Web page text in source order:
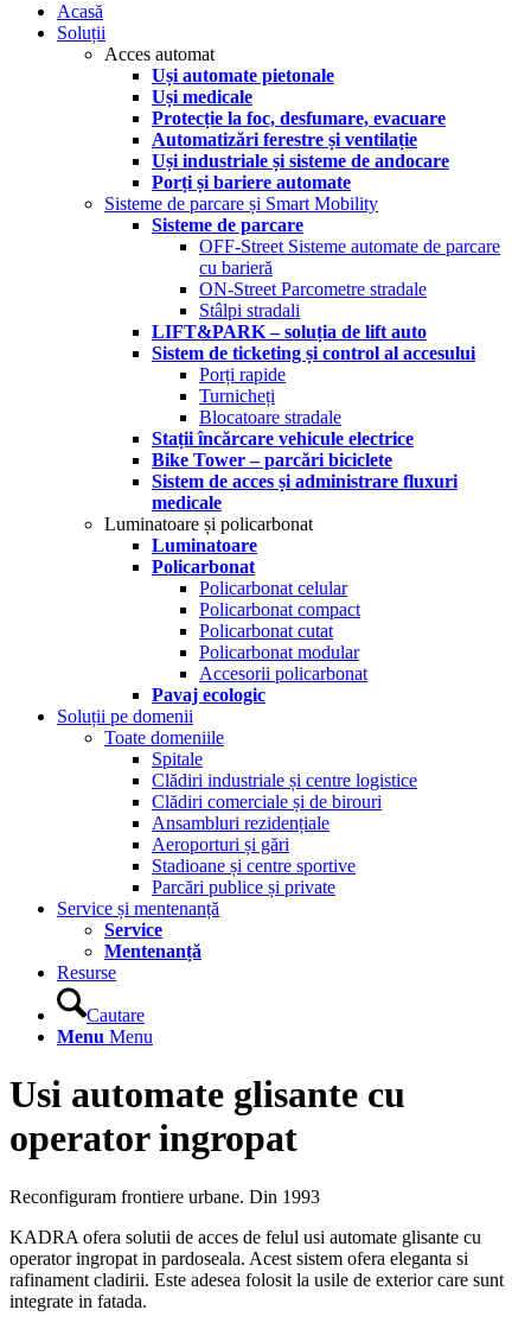
Acasă
Soluții
Acces automat
Uși automate pietonale
Uși medicale
Protecție la foc, desfumare, evacuare
Automatizări ferestre și ventilație
Uși industriale și sisteme de andocare
Porți și bariere automate
Sisteme de parcare și Smart Mobility
Sisteme de parcare
OFF-Street Sisteme automate de parcare
cu barieră
ON-Street Parcometre stradale
Stâlpi stradali
LIFT&PARK – soluția de lift auto
Sistem de ticketing și control al accesului
Porți rapide
Turnicheți
Blocatoare stradale
Stații încărcare vehicule electrice
Bike Tower – parcări biciclete
Sistem de acces și administrare fluxuri
medicale
Luminatoare și policarbonat
Luminatoare
Policarbonat
Policarbonat celular
Policarbonat compact
Policarbonat cutat
Policarbonat modular
Accesorii policarbonat
Pavaj ecologic
Soluții pe domenii
Toate domeniile
Spitale
Clădiri industriale și centre logistice
Clădiri comerciale și de birouri
Ansambluri rezidențiale
Aeroporturi și gări
Stadioane și centre sportive
Parcări publice și private
Service și mentenanță
Service
Mentenanță
Resurse
Cautare
Menu Menu
Usi automate glisante cu
operator ingropat
Reconfiguram frontiere urbane. Din 1993
KADRA ofera solutii de acces de felul usi automate glisante cu
operator ingropat in pardoseala. Acest sistem ofera eleganta si
rafinament cladirii. Este adesea folosit la usile de exterior care sunt
integrate in fatada.